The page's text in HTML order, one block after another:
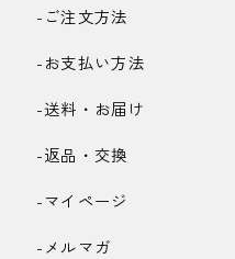
-ご注文方法
-お支払い方法
-送料・お届け
-返品・交換
-マイページ
-メルマガ